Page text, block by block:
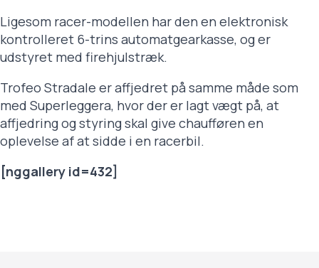
Ligesom racer-modellen har den en elektronisk
kontrolleret 6-trins automatgearkasse, og er
udstyret med firehjulstræk.
Trofeo Stradale er affjedret på samme måde som
med Superleggera, hvor der er lagt vægt på, at
affjedring og styring skal give chaufføren en
oplevelse af at sidde i en racerbil.
[nggallery id=432]